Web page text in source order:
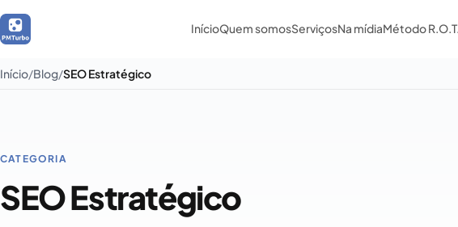
InícioQuem somosServiçosNa mídiaMétodo
Início Blog SEO Estratégico
CATEGORIA
SEO Estratégico